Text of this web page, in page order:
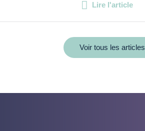
Lire l'article
Voir tous les articles